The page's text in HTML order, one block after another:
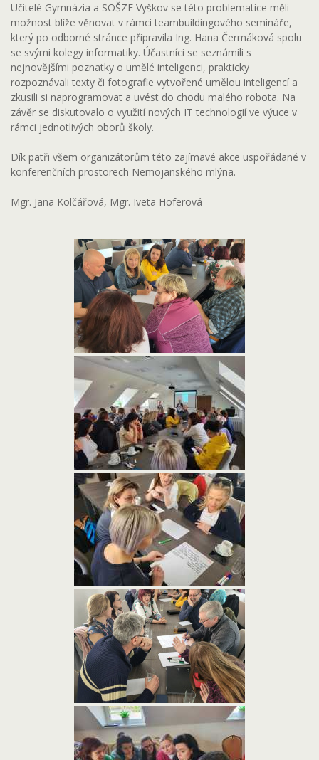
Učitelé Gymnázia a SOŠZE Vyškov se této problematice měli
možnost blíže věnovat v rámci teambuildingového semináře,
který po odborné stránce připravila Ing. Hana Čermáková spolu
se svými kolegy informatiky. Účastníci se seznámili s
nejnovějšími poznatky o umělé inteligenci, prakticky
rozpoznávali texty či fotografie vytvořené umělou inteligencí a
zkusili si naprogramovat a uvést do chodu malého robota. Na
závěr se diskutovalo o využití nových IT technologií ve výuce v
rámci jednotlivých oborů školy.
Dík patři všem organizátorům této zajímavé akce uspořádané v
konferenčních prostorech Nemojanského mlýna.
Mgr. Jana Kolčářová, Mgr. Iveta Höferová